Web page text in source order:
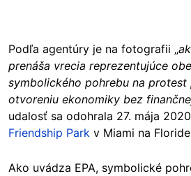
Podľa agentúry je na fotografii „
prenáša vrecia reprezentujúce
symbolického pohrebu na
otvoreniu ekonomiky bez
udalosť sa odohrala 27. mája
Friendship Park v Miami na
Ako uvádza EPA, symbolické